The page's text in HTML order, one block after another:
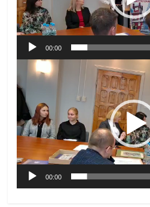
00:00
Odtwarzacz
video
00:00